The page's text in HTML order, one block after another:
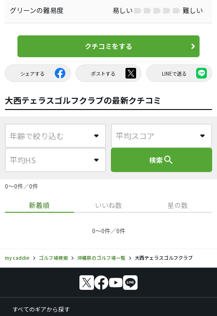
グリーンの難易度
易しい 難しい
クチコミをする
シェアする ポストする LINEで送る
大西テェラスゴルフクラブの最新クチコミ
検索search
0〜0件／0件
新着順 いいね数 星の数
0〜0件／0件
my caddie ゴルフ場検索 沖縄県のゴルフ場一覧 大西テェラスゴルフクラブ
すべてのギアから探す